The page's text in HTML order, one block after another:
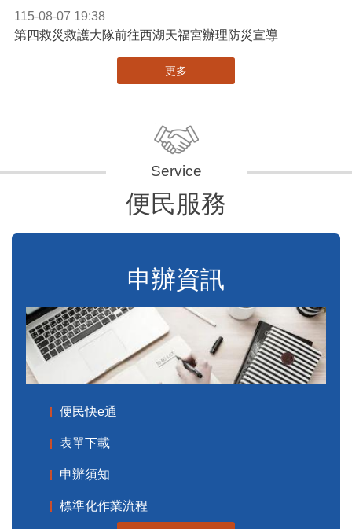
115-08-07 19:38
第四救災救護大隊前往西湖天福宮辦理防災宣導
更多
便民服務
申辦資訊
便民快e通
表單下載
申辦須知
標準化作業流程